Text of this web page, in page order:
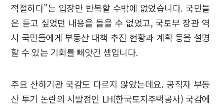
적절하다”는 입장만 반복할 수밖에 없었습니다. 국민들
은 듣고 싶었던 내용을 들을 수 없었고, 국토부 장관 역
시 국민들에게 부동산 대책 추진 현황과 계획 등을 설명
할 수 있는 기회를 빼앗긴 셈입니다.
주요 산하기관 국감도 다르지 않았는데요. 공직자 부동
산 투기 논란의 시발점인 LH(한국토지주택공사) 국감에